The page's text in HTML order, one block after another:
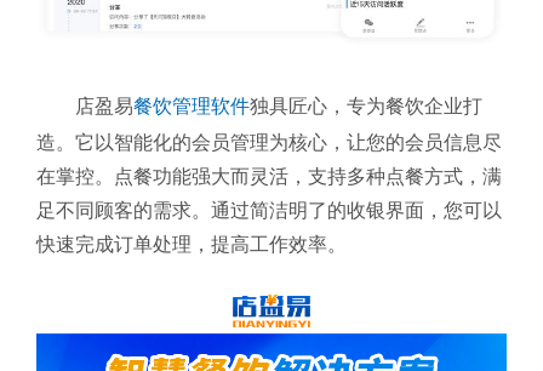
店盈易餐饮管理软件独具匠心，专为餐饮企业打
造。它以智能化的会员管理为核心，让您的会员信息尽
在掌控。点餐功能强大而灵活，支持多种点餐方式，满
足不同顾客的需求。通过简洁明了的收银界面，您可以
快速完成订单处理，提高工作效率。